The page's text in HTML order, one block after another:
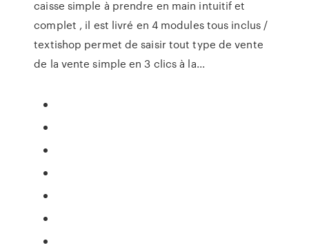
caisse simple à prendre en main intuitif et
complet , il est livré en 4 modules tous inclus /
textishop permet de saisir tout type de vente
de la vente simple en 3 clics à la...